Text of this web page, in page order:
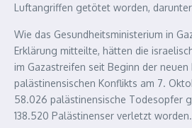
Luftangriffen getötet worden, darunter
Wie das Gesundheitsministerium in
Erklärung mitteilte, hätten die
im Gazastreifen seit Beginn der neuen
palästinensischen Konflikts am 7.
58.026 palästinensische Todesopfer
138.520 Palästinenser verletzt worden.